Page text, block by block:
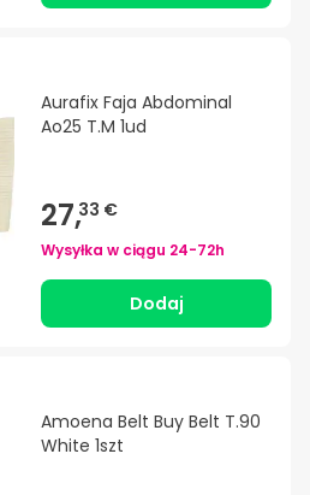
Aurafix Faja Abdominal
Ao25 T.M 1ud
27,33 €
Wysyłka w ciągu 24-72h
Dodaj
Amoena Belt Buy Belt T.90
White 1szt